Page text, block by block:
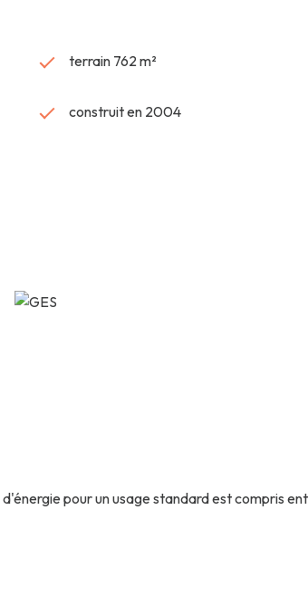
terrain 762 m²
construit en 2004
pour un usage standard est compris